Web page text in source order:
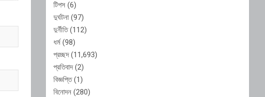
টিপস (6)
দুর্ঘটনা (97)
দুর্নীতি(112)
ধর্ম(98)
প্রচ্ছদ(11,693)
প্রতিবাদ(2)
বিজ্ঞপ্তি(1)
বিনোদন (280)